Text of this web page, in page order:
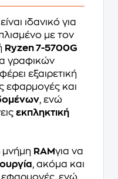
είναι ιδανικό για
με τον
Ryzen 7-5700G
γραφικών
εξαιρετική
εφαρμογές και
, ενώ
εκπληκτική
μνήμη RAMγια να
, ακόμα και